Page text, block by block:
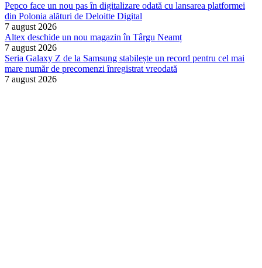
Pepco face un nou pas în digitalizare odată cu lansarea platformei
din Polonia alături de Deloitte Digital
7 august 2026
Altex deschide un nou magazin în Târgu Neamț
7 august 2026
Seria Galaxy Z de la Samsung stabilește un record pentru cel mai
mare număr de precomenzi înregistrat vreodată
7 august 2026